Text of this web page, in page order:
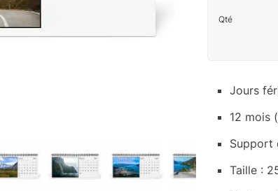
Qté
Jours
12 mois
Support
Taille :